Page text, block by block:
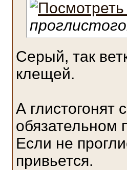
Серый, так
клещей.
А глистогонят
обязательном
Если не
привьется.